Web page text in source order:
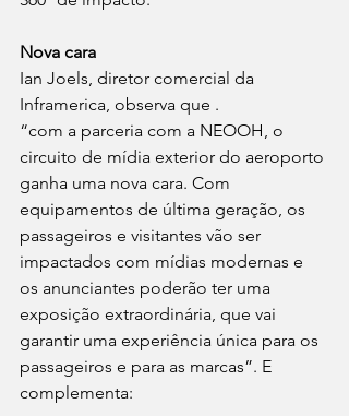
Nova cara
Ian Joels, diretor comercial da
Inframerica, observa que .
“com a parceria com a NEOOH, o
circuito de mídia exterior do aeroporto
ganha uma nova cara. Com
equipamentos de última geração, os
passageiros e visitantes vão ser
impactados com mídias modernas e
os anunciantes poderão ter uma
exposição extraordinária, que vai
garantir uma experiência única para os
passageiros e para as marcas”. E
complementa: